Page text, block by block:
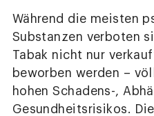
Während die meisten
Substanzen verboten
Tabak nicht nur
beworben werden –
hohen Schadens-,
Gesundheitsrisikos.